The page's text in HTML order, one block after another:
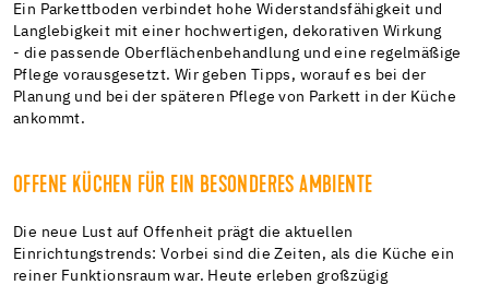
Ein Parkettboden verbindet hohe Widerstandsfähigkeit und
Langlebigkeit mit einer hochwertigen, dekorativen Wirkung
- die passende Oberflächenbehandlung und eine regelmäßige
Pflege vorausgesetzt. Wir geben Tipps, worauf es bei der
Planung und bei der späteren Pflege von Parkett in der Küche
ankommt.
OFFENE KÜCHEN FÜR EIN BESONDERES AMBIENTE
Die neue Lust auf Offenheit prägt die aktuellen
Einrichtungstrends: Vorbei sind die Zeiten, als die Küche ein
reiner Funktionsraum war. Heute erleben großzügig